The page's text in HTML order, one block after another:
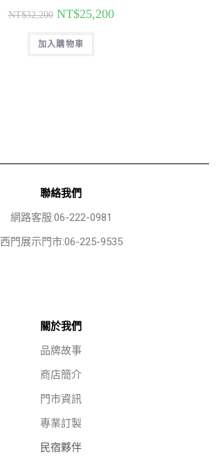
NT$32,200 NT$25,200
加入購物車
聯絡我們
網路客服:06-222-0981
西門展示門市:06-225-9535
關於我們
品牌故事
商店簡介
門市資訊
專業訂製
民宿夥伴